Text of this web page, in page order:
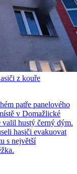
z kouře
patře panelového
v Domažlické
valil hustý černý dým.
hasiči evakuovat
s největší